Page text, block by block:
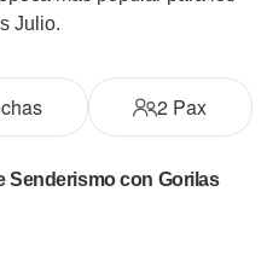
Julio.
2 Pax
Senderismo con Gorilas